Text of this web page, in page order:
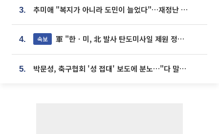
3. 추미애 "복지가 아니라 도민이 늘었다"…재정난 책임론 정면돌파
4. 속보 軍 "한ㆍ미, 北 발사 탄도미사일 제원 정밀분석 중"
5. 박문성, 축구협회 '성 접대' 보도에 분노…"다 말아먹으려고 작정했나"